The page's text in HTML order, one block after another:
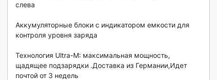
слева
Аккумуляторные блоки с индикатором емкости для
контроля уровня заряда
Технология Ultra-M: максимальная мощность,
щадящее подзарядки .Доставка из Германии,Идет
почтой от 3 недель